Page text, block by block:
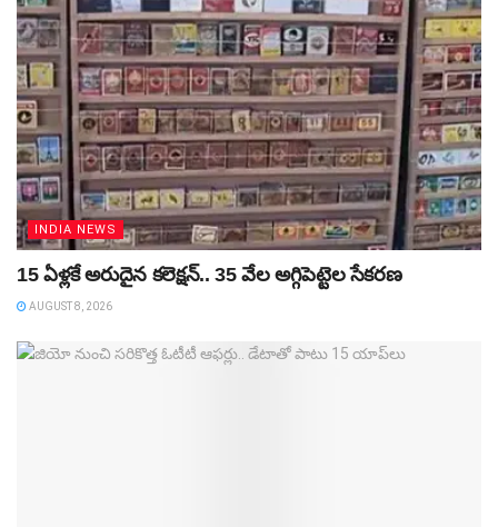
INDIA NEWS
15 ఏళ్లకే అరుదైన కలెక్షన్‌.. 35 వేల అగ్గిపెట్టెల సేకరణ
AUGUST 8, 2026